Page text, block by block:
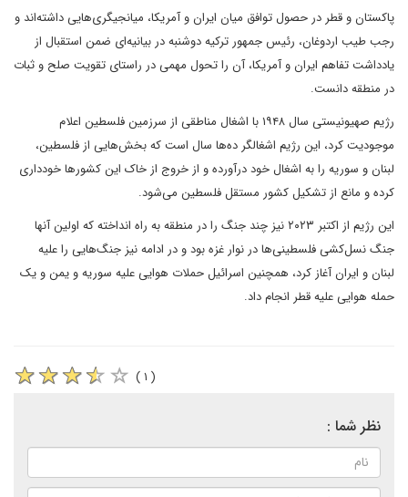
پاکستان و قطر در حصول توافق میان ایران و آمریکا، میانجیگری‌هایی داشته‌اند و
رجب طیب اردوغان، رئیس جمهور ترکیه دوشنبه در بیانیه‌ای ضمن استقبال از
یادداشت تفاهم ایران و آمریکا، آن را تحول مهمی در راستای تقویت صلح و ثبات
در منطقه دانست.
رژیم صهیونیستی سال ۱۹۴۸ با اشغال مناطقی از سرزمین فلسطین اعلام
موجودیت کرد، این رژیم اشغالگر ده‌ها سال است که بخش‌هایی از فلسطین،
لبنان و سوریه را به اشغال خود درآورده و از خروج از خاک این کشورها خودداری
کرده و مانع از تشکیل کشور مستقل فلسطین می‌شود.
این رژیم از اکتبر ۲۰۲۳ نیز چند جنگ را در منطقه به راه انداخته که اولین آنها
جنگ نسل‌کشی فلسطینی‌ها در نوار غزه بود و در ادامه نیز جنگ‌هایی را علیه
لبنان و ایران آغاز کرد، همچنین اسرائیل حملات هوایی علیه سوریه و یمن و یک
حمله هوایی علیه قطر انجام داد.
( ۱ )
نظر شما :